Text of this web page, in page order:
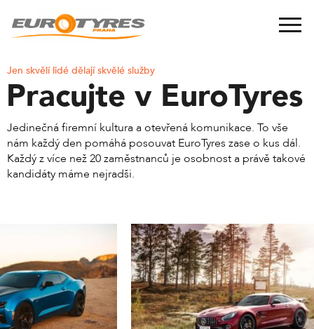
Pracujte v EuroTyres
Jen skvělí lidé dělají skvělé služby
Jedinečná firemní kultura a otevřená komunikace. To vše
nám každý den pomáhá posouvat EuroTyres zase o kus dál.
Každý z více než 20 zaměstnanců je osobnost a právě takové
kandidáty máme nejradši.